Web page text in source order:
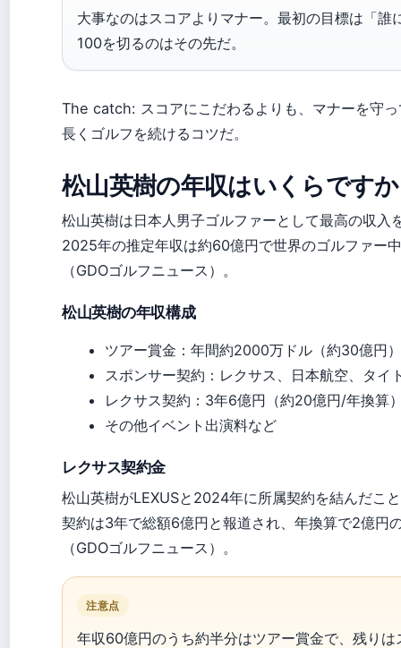
大事なのはスコアよりマナー。最初の目標は「
100を切るのはその先だ。
The catch: スコアにこだわるよりも、マナーを守
長くゴルフを続けるコツだ。
松山英樹の年収はいくらです
松山英樹は日本人男子ゴルファーとして最高の収入
2025年の推定年収は約60億円で世界のゴルファー
（GDOゴルフニュース）。
松山英樹の年収構成
ツアー賞金：年間約2000万ドル（約30億円）
スポンサー契約：レクサス、日本航空、タイ
レクサス契約：3年6億円（約20億円/年換算
その他イベント出演料など
レクサス契約金
松山英樹がLEXUSと2024年に所属契約を結んだこ
契約は3年で総額6億円と報道され、年換算で2億円
（GDOゴルフニュース）。
注意点
年収60億円のうち約半分はツアー賞金で、残り